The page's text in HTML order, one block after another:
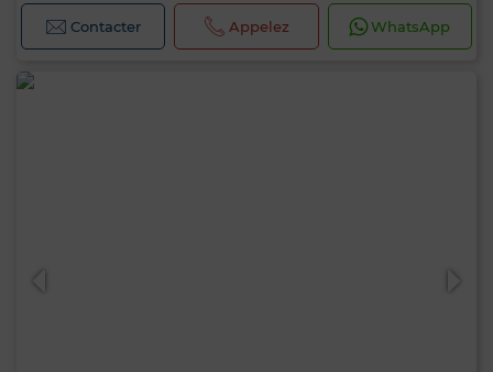
Contacter Appelez WhatsApp